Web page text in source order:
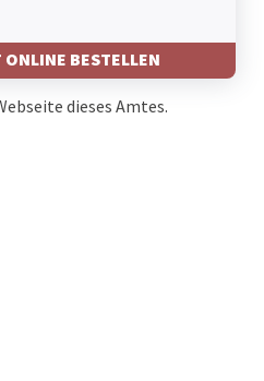
BESTELLEN
dieses Amtes.